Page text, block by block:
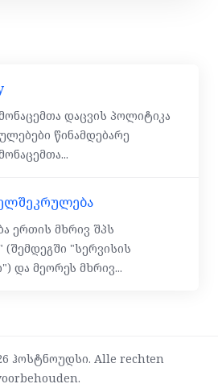
დაცვის პოლიტიკა
წინამდებარე
ერთის მხრივ შპს
"სერვისის
და მეორეს მხრივ...
ჰოსტნოუდსი. Alle rechten